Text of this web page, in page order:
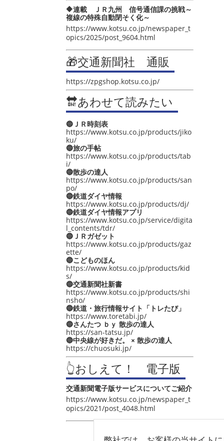
🔶連載 ＪＲ九州 信号通信課の挑戦～
複線の特殊自動閉そく化～
https://www.kotsu.co.jp/newspaper_t
opics/2025/post_9604.html
🎁交通新聞社 通販
https://zpgshop.kotsu.co.jp/
🔛あわせて読みたい
🔵ＪＲ時刻表
https://www.kotsu.co.jp/products/jiko
ku/
🔵旅の手帖
https://www.kotsu.co.jp/products/tab
i/
🔵散歩の達人
https://www.kotsu.co.jp/products/san
po/
🔵鉄道ダイヤ情報
https://www.kotsu.co.jp/products/dj/
🔵鉄道ダイヤ情報アプリ
https://www.kotsu.co.jp/service/digita
l_contents/tdr/
🔵ＪＲガゼット
https://www.kotsu.co.jp/products/gaz
ette/
🔵こどものほん
https://www.kotsu.co.jp/products/kid
s/
🔵交通新聞社新書
https://www.kotsu.co.jp/products/shi
nsho/
🔵鉄道・旅行情報サイト「トレたび」
https://www.toretabi.jp/
🔵さんたつ ｂｙ 散歩の達人
https://san-tatsu.jp/
🔵中央線が好きだ。 × 散歩の達人
https://chuosuki.jp/
👆おしえて！ 電子版
交通新聞電子版サービスについてご紹介
https://www.kotsu.co.jp/newspaper_t
opics/2021/post_4048.html